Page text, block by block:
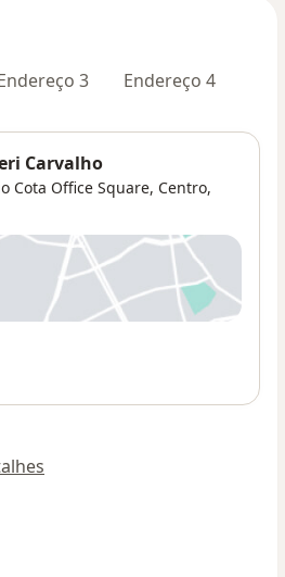
3 Endereço 4
Carvalho
Cota Office Square, Centro,
novo separador